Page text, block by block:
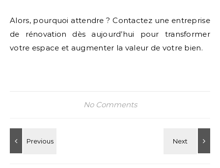
Alors, pourquoi attendre ? Contactez une entreprise
de rénovation dès aujourd’hui pour transformer
votre espace et augmenter la valeur de votre bien.
No Comments